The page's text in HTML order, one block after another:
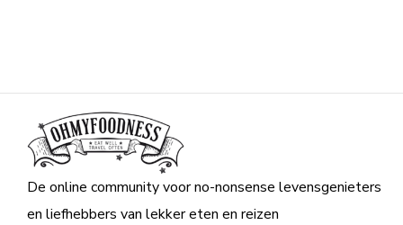
De online community voor no-nonsense levensgenieters
en liefhebbers van lekker eten en reizen